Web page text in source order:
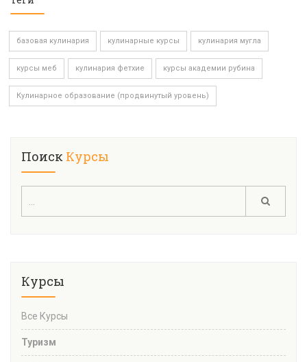
базовая кулинария кулинарные курсы кулинария мугла
курсы меб кулинария фетхие курсы академии рубина
Кулинарное образование (продвинутый уровень)
Поиск Курсы
Курсы
Все Курсы
Туризм